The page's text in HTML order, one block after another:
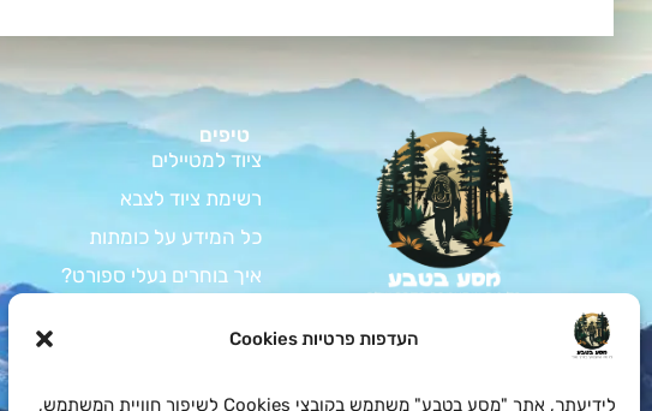
העדפות פרטיות Cookies
לידיעתך, אתר "מסע בטבע" משתמש בקובצי Cookies לשיפור חוויית המשתמש,
צאו למסע בלתי נשכח
בטבע עם כל הציוד לחיילים
טיפים
ציוד למטיילים
רשימת ציוד לצבא
כל המידע על כומתות
איך בוחרים נעלי ספורט?
ציוד למתגייס – המדריך המלא